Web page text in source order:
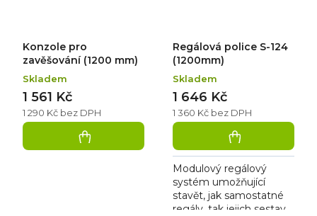
Konzole pro
zavěšování (1200 mm)
Skladem
1 290 Kč bez DPH
1 561 Kč
Regálová police S-124
(1200mm)
Skladem
1 360 Kč bez DPH
1 646 Kč
Modulový regálový
systém umožňující
stavět, jak samostatné
regály, tak jejich sestavy